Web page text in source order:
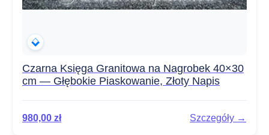
Czarna Księga Granitowa na Nagrobek 40×30
cm — Głębokie Piaskowanie, Złoty Napis
980,00 zł Szczegóły →